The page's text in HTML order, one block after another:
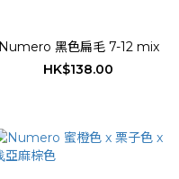
Numero 黑色扁毛 7-12 mix
HK$138.00